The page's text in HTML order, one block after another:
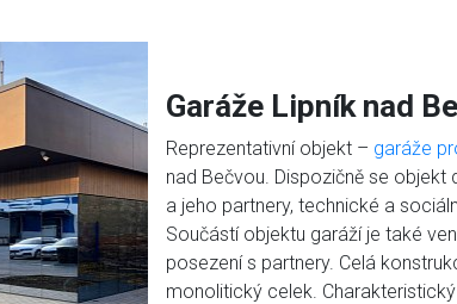
Garáže Lipník nad
Reprezentativní objekt – garáže
nad Bečvou. Dispozičně se
a jeho partnery, technické a
Součástí objektu garáží je také
posezení s partnery. Celá
monolitický celek.